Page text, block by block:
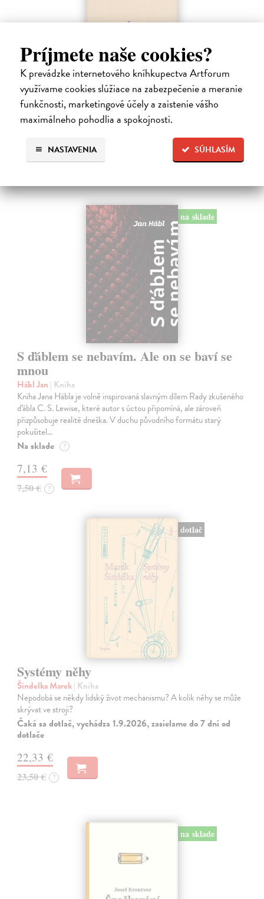
Príjmete naše cookies?
K prevádzke internetového kníhkupectva Artforum
využívame cookies slúžiace na zabezpečenie a meranie
funkčnosti, marketingové účely a zaistenie vášho
maximálneho pohodlia a spokojnosti.
SÚHLASÍM
NASTAVENIA
Pomalost
Kundera Milan | Kniha
Pomalost, chronologicky první ze čtyř románů Milana Kundery
napsaných francouzsky, vychází v českém překladu Anny
Kareninové. Vydávání Kunderových románů v českém jazyce se
uzavírá.
14,73 €
na sklade
S ďáblem se nebavím. Ale on se baví se
mnou
Hábl Jan | Kniha
Kniha Jana Hábla je volně inspirovaná slavným dílem Rady zkušeného
ďábla C. S. Lewise, které autor s úctou připomíná, ale zároveň
přizpůsobuje realitě dneška. V duchu původního formátu starý
pokušitel…
Na sklade ?
7,13 €
7,50 € ?
dotlač
Systémy něhy
Šindelka Marek| Kniha
Nepodobá se někdy lidský život mechanismu? A kolik něhy se může
skrývat ve stroji?
Čaká sa dotlač, vychádza 1.9.2026, zasielame do 7 dní od
dotlače
22,33 €
23,50 € ?
na sklade